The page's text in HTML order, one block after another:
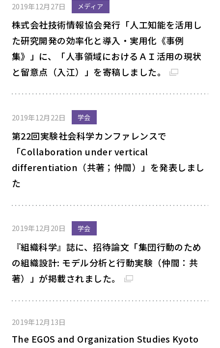
2019年12月27日 メディア
株式会社技術情報協会発行「人工知能を活用し
た研究開発の効率化と導入・実用化《事例
集》」に、「人事領域におけるＡＩ活用の現状
と留意点（入江）」を寄稿しました。
2019年12月22日 学会
第22回実験社会科学カンファレンスで
「Collaboration under vertical
differentiation（共著；仲間）」を発表しまし
た
2019年12月20日 学会
『組織科学』誌に、招待論文「集団行動のため
の組織設計: モデル分析と行動実験（仲間：共
著）」が掲載されました。
2019年12月13日
The EGOS and Organization Studies Kyoto